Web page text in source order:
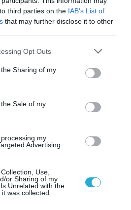
third parties on the IAB’s List of
that may further disclose it to other
app uses one or more Google
usage behaviour. You may click to
Google and its third-party tags to
purposes in below Google
Opt Outs
Sharing of my
Sale of my
my
Advertising.
Use,
or Sharing of my
Unrelated with the
was collected.
λόγοι: Γιατί
από τις